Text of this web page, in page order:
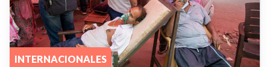
INTERNACIONALES